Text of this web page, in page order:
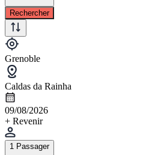
Rechercher
Grenoble
Caldas da Rainha
09/08/2026
+ Revenir
1 Passager